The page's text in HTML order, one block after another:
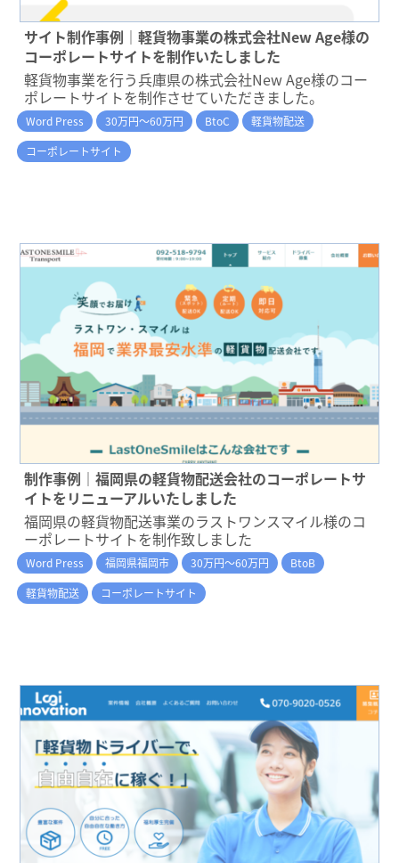
サイト制作事例｜軽貨物事業の株式会社New Age様の
コーポレートサイトを制作いたしました
軽貨物事業を行う兵庫県の株式会社New Age様のコー
ポレートサイトを制作させていただきました。
Word Press 30万円～60万円 BtoC
軽貨物配送
コーポレートサイト
制作事例｜福岡県の軽貨物配送会社のコーポレートサ
イトをリニューアルいたしました
福岡県の軽貨物配送事業のラストワンスマイル様のコ
ーポレートサイトを制作致しました
Word Press 福岡県福岡市 30万円～60万円
BtoB
軽貨物配送
コーポレートサイト